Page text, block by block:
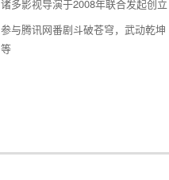
诸多影视导演于2008年联合发起创立
参与腾讯网番剧斗破苍穹，武动乾坤
等